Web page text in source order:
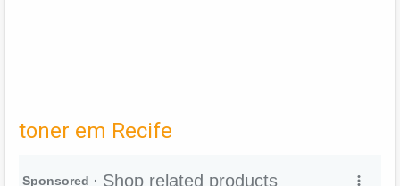
toner em Recife